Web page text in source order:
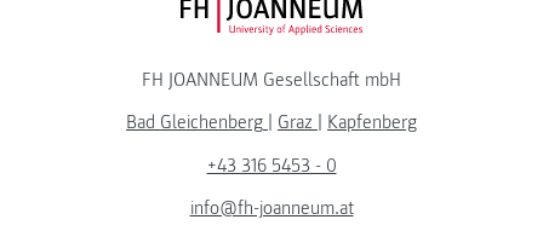
FH JOANNEUM Logo
FH JOANNEUM Gesellschaft mbH
Bad Gleichenberg
Graz
Kapfenberg
+43 316 5453 - 0
info@fh-joanneum.at